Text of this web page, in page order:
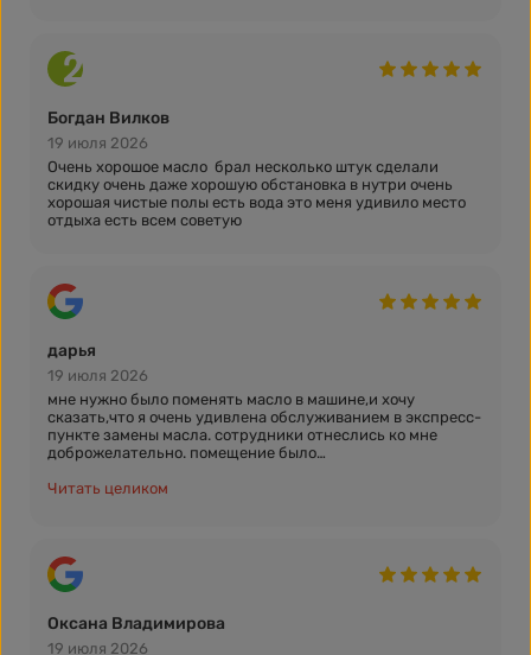
Богдан Вилков
19 июля 2026
Очень хорошое масло брал несколько штук сделали
скидку очень даже хорошую обстановка в нутри очень
хорошая чистые полы есть вода это меня удивило место
отдыха есть всем советую
дарья
19 июля 2026
мне нужно было поменять масло в машине,и хочу
сказать,что я очень удивлена обслуживанием в экспресс-
пункте замены масла. сотрудники отнеслись ко мне
доброжелательно. помещение было
находится.замена масла прошла быстро и качественно,по
Читать целиком
Оксана Владимирова
19 июля 2026